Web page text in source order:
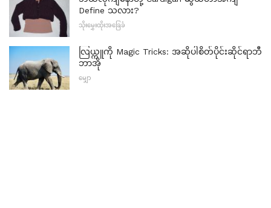
Define သလား?
သိုးမွှေးထိုးအခြေခံ
လြယ္ကူကို Magic Tricks: အဆိုပါစိတ်ပိုင်းဆိုင်ရာဘီ
ဘာအို
မျှော